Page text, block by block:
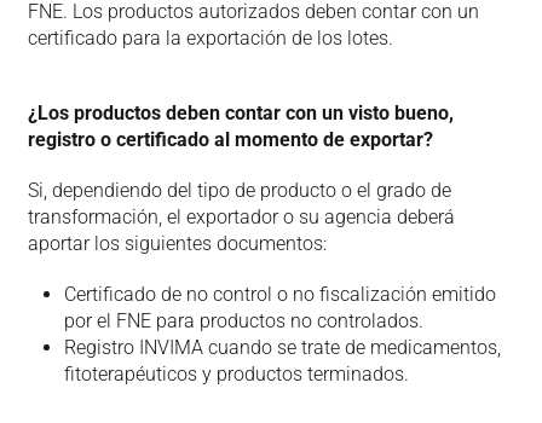
FNE. Los productos autorizados deben contar con un
certificado para la exportación de los lotes.
¿Los productos deben contar con un visto bueno,
registro o certificado al momento de exportar?
Si, dependiendo del tipo de producto o el grado de
transformación, el exportador o su agencia deberá
aportar los siguientes documentos:
Certificado de no control o no fiscalización emitido
por el FNE para productos no controlados.
Registro INVIMA cuando se trate de medicamentos,
fitoterapéuticos y productos terminados.